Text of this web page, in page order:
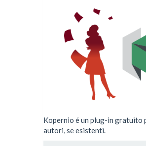
Kopernio é un plug-in gratuito
autori, se esistenti.